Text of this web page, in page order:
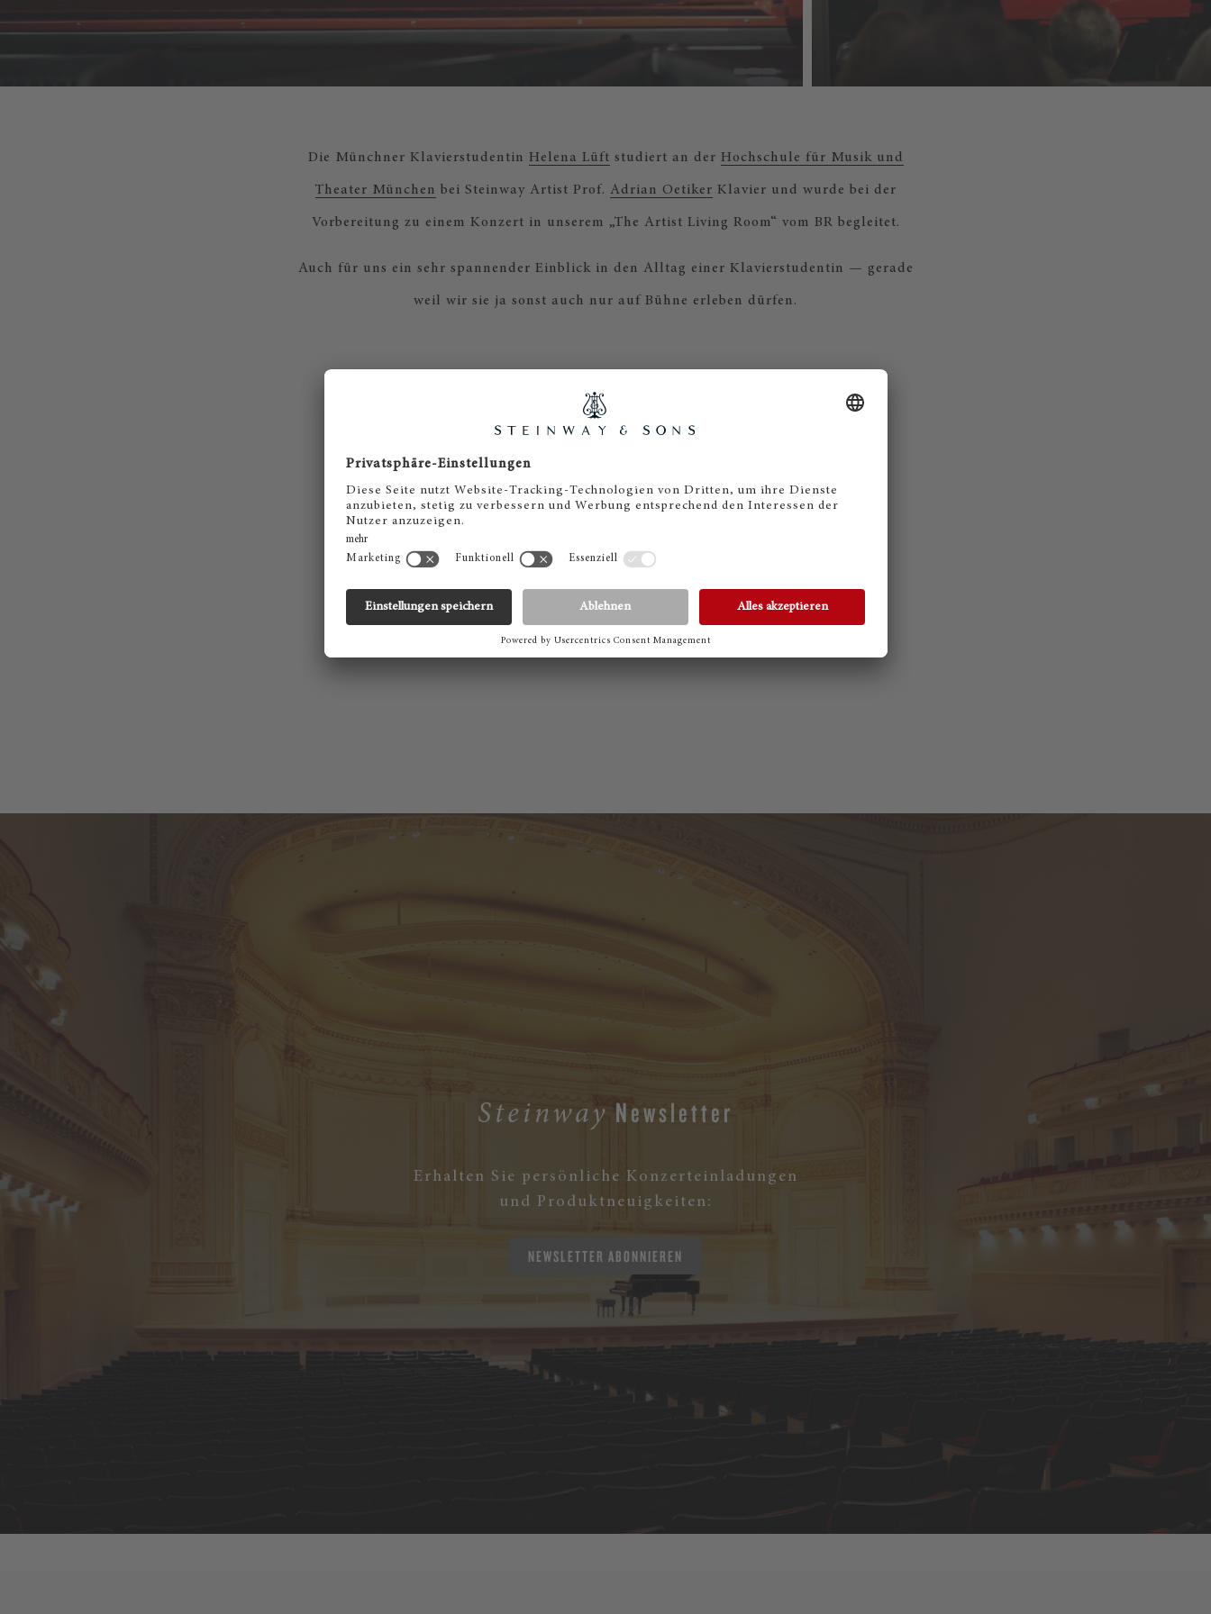
Die Münchner Klavierstudentin Helena Lüft studiert an der Hochschule für Musik und
Theater München bei Steinway Artist Prof. Adrian Oetiker Klavier und wurde bei der
Vorbereitung zu einem Konzert in unserem „The Artist Living Room“ vom BR begleitet.
Auch für uns ein sehr spannender Einblick in den Alltag einer Klavierstudentin — gerade
weil wir sie ja sonst auch nur auf Bühne erleben dürfen.
Steinway Newsletter
Erhalten Sie persönliche Konzerteinladungen
und Produktneuigkeiten:
NEWSLETTER ABONNIEREN